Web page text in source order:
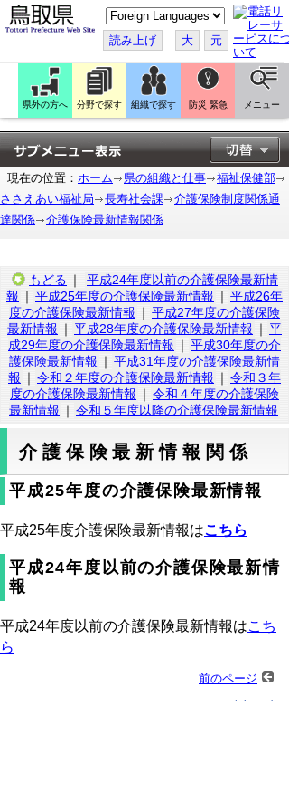
こ
の
ペ
ー
ジ
翻
訳
す
る
読み上げ 大 元
県外の方へ 分野で探す 組織で探す 防災 緊急 メニュー
現在の位置： ホーム 県の組織と仕事
福祉保健部
ささえあい福祉局
長寿社会課
介護保険制度関係通
達関係
介護保険最新情報関係
もどる ｜
平成24年度以前の介護保険最新情
報 ｜ 平成25年度の介護保険最新情報 ｜ 平成26年
度の介護保険最新情報 ｜ 平成27年度の介護保険
最新情報 ｜ 平成28年度の介護保険最新情報 ｜ 平
成29年度の介護保険最新情報 ｜ 平成30年度の介
護保険最新情報 ｜ 平成31年度の介護保険最新情
報 ｜ 令和２年度の介護保険最新情報 ｜ 令和３年
度の介護保険最新情報 ｜ 令和４年度の介護保険
最新情報 ｜ 令和５年度以降の介護保険最新情報
介護保険最新情報関係
平成25年度の介護保険最新情報
平成25年度介護保険最新情報はこちら
平成24年度以前の介護保険最新情
報
平成24年度以前の介護保険最新情報はこち
ら
前のページ
▲ページ上部に戻る